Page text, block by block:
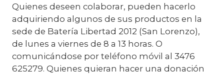
Quienes deseen colaborar, pueden hacerlo
adquiriendo algunos de sus productos en la
sede de Batería Libertad 2012 (San Lorenzo),
de lunes a viernes de 8 a 13 horas. O
comunicándose por teléfono móvil al 3476
625279. Quienes quieran hacer una donación